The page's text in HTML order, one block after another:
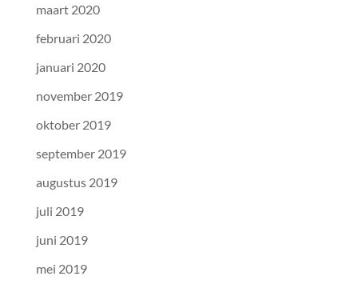
maart 2020
februari 2020
januari 2020
november 2019
oktober 2019
september 2019
augustus 2019
juli 2019
juni 2019
mei 2019